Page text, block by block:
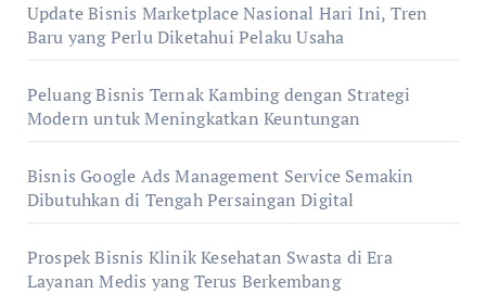
Update Bisnis Marketplace Nasional Hari Ini, Tren
Baru yang Perlu Diketahui Pelaku Usaha
Peluang Bisnis Ternak Kambing dengan Strategi
Modern untuk Meningkatkan Keuntungan
Bisnis Google Ads Management Service Semakin
Dibutuhkan di Tengah Persaingan Digital
Prospek Bisnis Klinik Kesehatan Swasta di Era
Layanan Medis yang Terus Berkembang